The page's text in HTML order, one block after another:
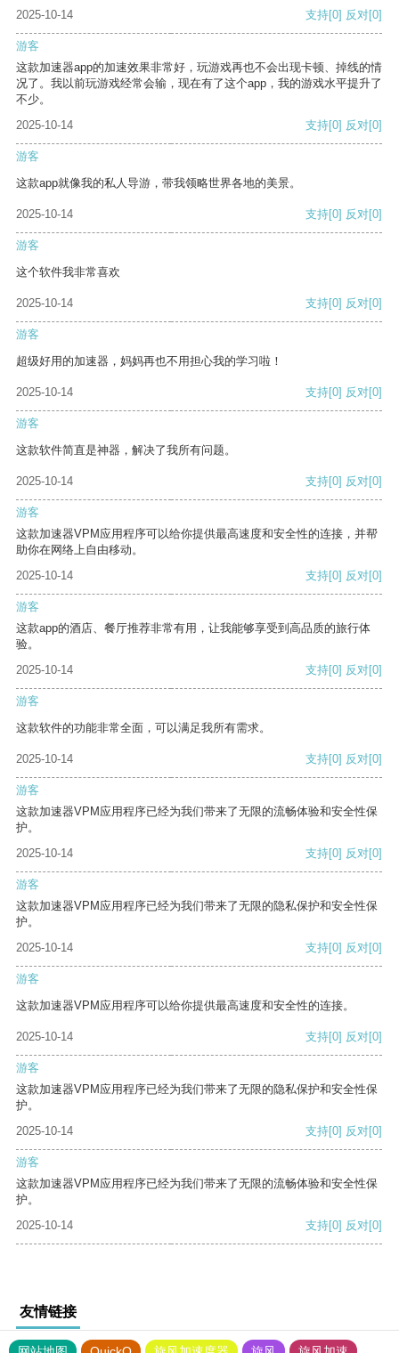
2025-10-14 支持[0] 反对[0]
游客
这款加速器app的加速效果非常好，玩游戏再也不会出现卡顿、掉线的情
况了。我以前玩游戏经常会输，现在有了这个app，我的游戏水平提升了
不少。
2025-10-14
支持[0] 反对[0]
游客
这款app就像我的私人导游，带我领略世界各地的美景。
2025-10-14 支持[0] 反对[0]
游客
这个软件我非常喜欢
2025-10-14 支持[0] 反对[0]
游客
超级好用的加速器，妈妈再也不用担心我的学习啦！
2025-10-14 支持[0] 反对[0]
游客
这款软件简直是神器，解决了我所有问题。
2025-10-14 支持[0] 反对[0]
游客
这款加速器VPM应用程序可以给你提供最高速度和安全性的连接，并帮
助你在网络上自由移动。
2025-10-14
支持[0] 反对[0]
游客
这款app的酒店、餐厅推荐非常有用，让我能够享受到高品质的旅行体
验。
2025-10-14
支持[0] 反对[0]
游客
这款软件的功能非常全面，可以满足我所有需求。
2025-10-14 支持[0] 反对[0]
游客
这款加速器VPM应用程序已经为我们带来了无限的流畅体验和安全性保
护。
2025-10-14
支持[0] 反对[0]
游客
这款加速器VPM应用程序已经为我们带来了无限的隐私保护和安全性保
护。
2025-10-14
支持[0] 反对[0]
游客
这款加速器VPM应用程序可以给你提供最高速度和安全性的连接。
2025-10-14 支持[0] 反对[0]
游客
这款加速器VPM应用程序已经为我们带来了无限的隐私保护和安全性保
护。
2025-10-14
支持[0] 反对[0]
游客
这款加速器VPM应用程序已经为我们带来了无限的流畅体验和安全性保
护。
2025-10-14
支持[0] 反对[0]
友情链接